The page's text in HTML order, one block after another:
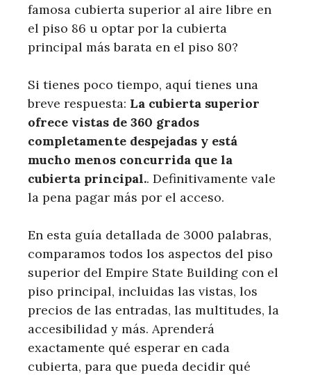
famosa cubierta superior al aire libre en
el piso 86 u optar por la cubierta
principal más barata en el piso 80?
Si tienes poco tiempo, aquí tienes una
breve respuesta: La cubierta superior
ofrece vistas de 360 ​​grados
completamente despejadas y está
mucho menos concurrida que la
cubierta principal.. Definitivamente vale
la pena pagar más por el acceso.
En esta guía detallada de 3000 palabras,
comparamos todos los aspectos del piso
superior del Empire State Building con el
piso principal, incluidas las vistas, los
precios de las entradas, las multitudes, la
accesibilidad y más. Aprenderá
exactamente qué esperar en cada
cubierta, para que pueda decidir qué